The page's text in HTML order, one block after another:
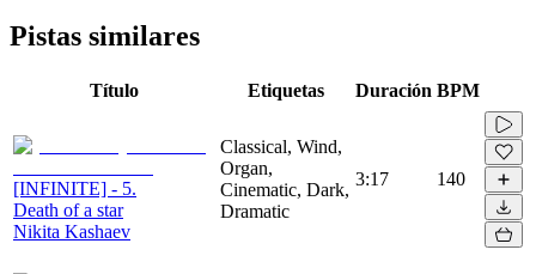
Pistas similares
Título Etiquetas Duración BPM
[INFINITE] - 5.
Death of a star
Nikita Kashaev
Classical, Wind,
Organ,
Cinematic, Dark,
Dramatic
3:17 140